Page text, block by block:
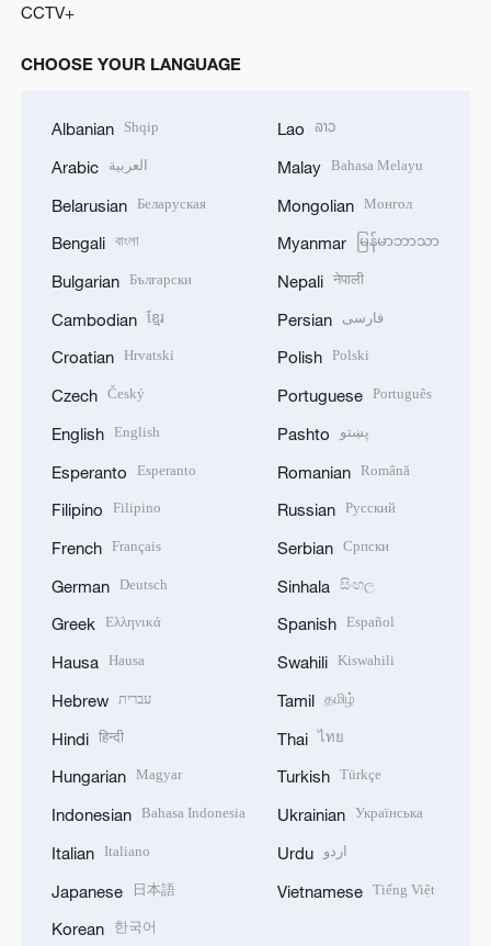
CCTV+
CHOOSE YOUR LANGUAGE
Albanian Shqip
Arabic العربية
Belarusian Беларуская
Bengali বাংলা
Bulgarian Български
Cambodian ខ្មែរ
Croatian Hrvatski
Czech Český
English English
Esperanto Esperanto
Filipino Filipino
French Français
German Deutsch
Greek Ελληνικά
Hausa Hausa
Hebrew עברית
Hindi हिन्दी
Hungarian Magyar
Indonesian Bahasa Indonesia
Italian Italiano
Japanese 日本語
Korean 한국어
Lao ລາວ
Malay Bahasa Melayu
Mongolian Монгол
Myanmar မြန်မာဘာသာ
Nepali नेपाली
Persian فارسی
Polish Polski
Portuguese Português
Pashto پښتو
Romanian Română
Russian Русский
Serbian Српски
Sinhala සිංහල
Spanish Español
Swahili Kiswahili
Tamil தமிழ்
Thai ไทย
Turkish Türkçe
Ukrainian Українська
Urdu اردو
Vietnamese Tiếng Việt